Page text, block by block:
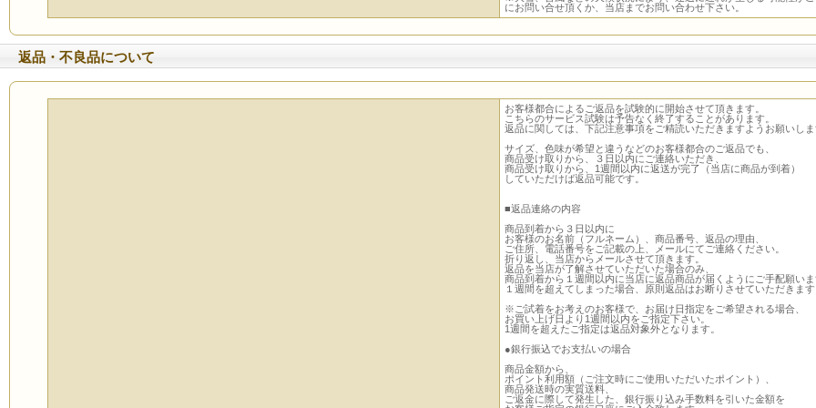
にお問い合せ頂くか、当店までお問い合わせ下さい。
返品・不良品について
お客様都合によるご返品を試験的に開始させて頂きます。
こちらのサービス試験は予告なく終了することがあります。
返品に関しては、下記注意事項をご精読いただきますようお願いしま
サイズ、色味が希望と違うなどのお客様都合のご返品でも、
商品受け取りから、３日以内にご連絡いただき、
商品受け取りから、1週間以内に返送が完了（当店に商品が到着）
していただけば返品可能です。
■返品連絡の内容
商品到着から３日以内に
お客様のお名前（フルネーム）、商品番号、返品の理由、
ご住所、電話番号をご記載の上、メールにてご連絡ください。
折り返し、当店からメールさせて頂きます。
返品を当店が了解させていただいた場合のみ、
商品到着から１週間以内に当店に返品商品が届くようにご手配願いま
１週間を超えてしまった場合、原則返品はお断りさせていただきます
※ご試着をお考えのお客様で、お届け日指定をご希望される場合、
お買い上げ日より1週間以内をご指定下さい。
1週間を超えたご指定は返品対象外となります。
●銀行振込でお支払いの場合
商品金額から、
ポイント利用額（ご注文時にご使用いただいたポイント）、
商品発送時の実質送料、
ご返金に際して発生した、銀行振り込み手数料を引いた金額を